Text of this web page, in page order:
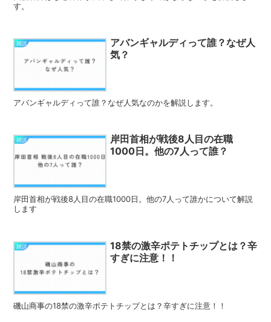
す。
雑談
アバンギャルディって誰？なぜ人
気？
アバンギャルディって誰？なぜ人気なのかを解説します。
雑談
岸田首相が戦後8人目の在職
1000日。他の7人って誰？
岸田首相が戦後8人目の在職1000日。他の7人って誰かについて解説
します
雑談
18禁の激辛ポテトチップとは？辛
すぎに注意！！
磯山商事の18禁の激辛ポテトチップとは？辛すぎに注意！！